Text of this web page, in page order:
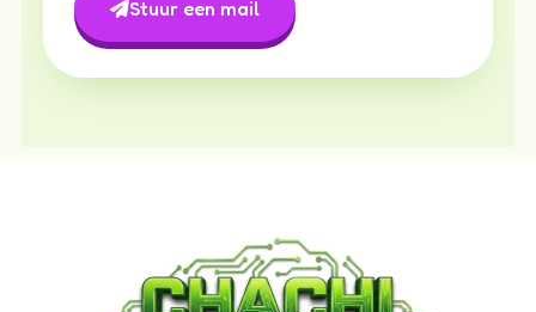
Stuur een mail